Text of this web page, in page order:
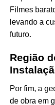
Filmes
levando a
futuro.
Região
Por fim, a
de obra em